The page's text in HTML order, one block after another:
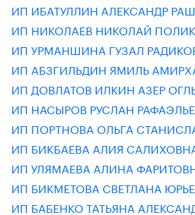
ИП ИБАТУЛЛИН АЛЕКСАНДР
ИП НИКОЛАЕВ НИКОЛАЙ
ИП УРМАНШИНА ГУЗАЛ
ИП АБЗГИЛЬДИН ЯМИЛЬ
ИП ДОВЛАТОВ ИЛКИН АЗЕР
ИП НАСЫРОВ РУСЛАН
ИП ПОРТНОВА ОЛЬГА
ИП БИКБАЕВА АЛИЯ
ИП УЛЯМАЕВА АЛИНА
ИП БИКМЕТОВА СВЕТЛАНА
ИП БАБЕНКО ТАТЬЯНА